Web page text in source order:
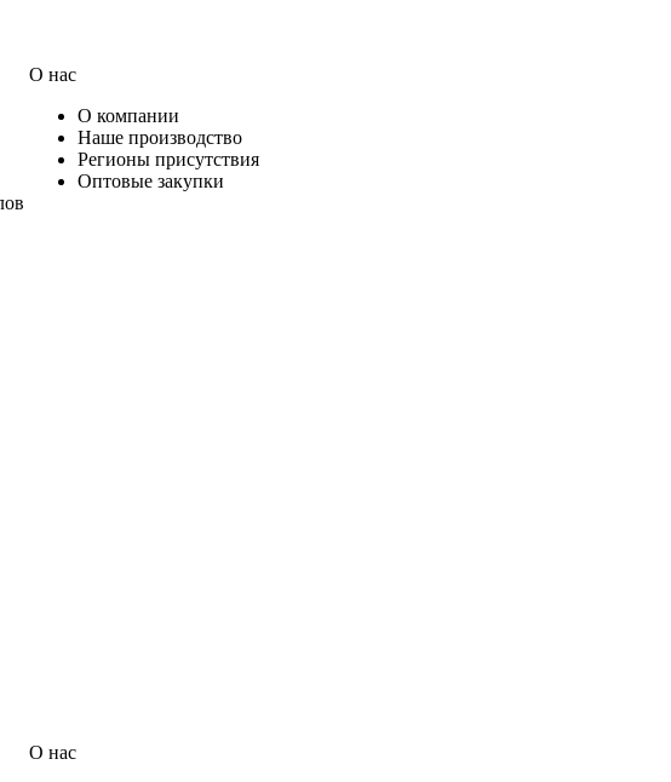
О нас
О компании
Наше производство
Регионы присутствия
Оптовые закупки
О нас